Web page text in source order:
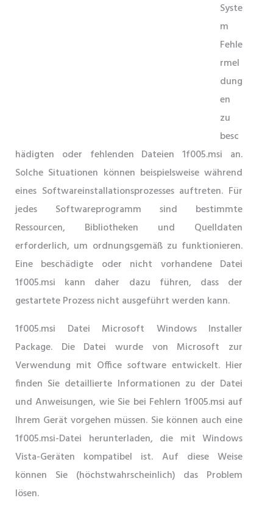
Syste
m
Fehle
rmel
dung
en
zu
besc
hädigten oder fehlenden Dateien 1f005.msi an.
Solche Situationen können beispielsweise während
eines Softwareinstallationsprozesses auftreten. Für
jedes Softwareprogramm sind bestimmte
Ressourcen, Bibliotheken und Quelldaten
erforderlich, um ordnungsgemäß zu funktionieren.
Eine beschädigte oder nicht vorhandene Datei
1f005.msi kann daher dazu führen, dass der
gestartete Prozess nicht ausgeführt werden kann.
1f005.msi Datei Microsoft Windows Installer
Package. Die Datei wurde von Microsoft zur
Verwendung mit Office software entwickelt. Hier
finden Sie detaillierte Informationen zu der Datei
und Anweisungen, wie Sie bei Fehlern 1f005.msi auf
Ihrem Gerät vorgehen müssen. Sie können auch eine
1f005.msi-Datei herunterladen, die mit Windows
Vista-Geräten kompatibel ist. Auf diese Weise
können Sie (höchstwahrscheinlich) das Problem
lösen.